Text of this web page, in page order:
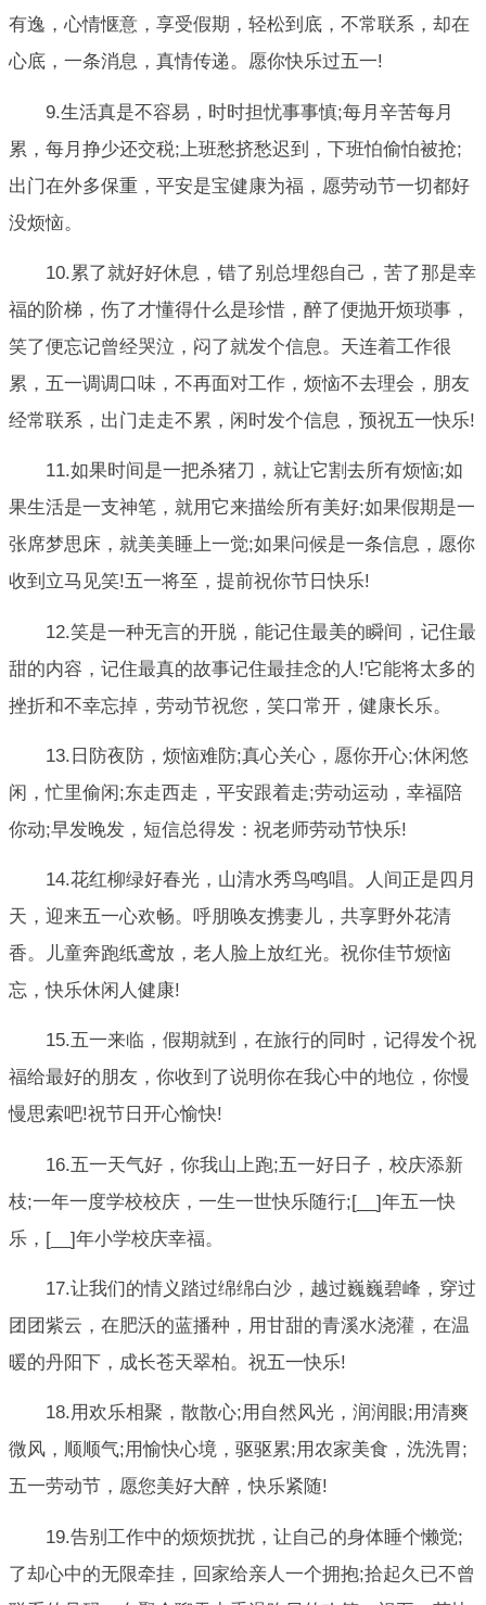
有逸，心情惬意，享受假期，轻松到底，不常联系，却在
心底，一条消息，真情传递。愿你快乐过五一!
9.生活真是不容易，时时担忧事事慎;每月辛苦每月
累，每月挣少还交税;上班愁挤愁迟到，下班怕偷怕被抢;
出门在外多保重，平安是宝健康为福，愿劳动节一切都好
没烦恼。
10.累了就好好休息，错了别总埋怨自己，苦了那是幸
福的阶梯，伤了才懂得什么是珍惜，醉了便抛开烦琐事，
笑了便忘记曾经哭泣，闷了就发个信息。天连着工作很
累，五一调调口味，不再面对工作，烦恼不去理会，朋友
经常联系，出门走走不累，闲时发个信息，预祝五一快乐!
11.如果时间是一把杀猪刀，就让它割去所有烦恼;如
果生活是一支神笔，就用它来描绘所有美好;如果假期是一
张席梦思床，就美美睡上一觉;如果问候是一条信息，愿你
收到立马见笑!五一将至，提前祝你节日快乐!
12.笑是一种无言的开脱，能记住最美的瞬间，记住最
甜的内容，记住最真的故事记住最挂念的人!它能将太多的
挫折和不幸忘掉，劳动节祝您，笑口常开，健康长乐。
13.日防夜防，烦恼难防;真心关心，愿你开心;休闲悠
闲，忙里偷闲;东走西走，平安跟着走;劳动运动，幸福陪
你动;早发晚发，短信总得发：祝老师劳动节快乐!
14.花红柳绿好春光，山清水秀鸟鸣唱。人间正是四月
天，迎来五一心欢畅。呼朋唤友携妻儿，共享野外花清
香。儿童奔跑纸鸢放，老人脸上放红光。祝你佳节烦恼
忘，快乐休闲人健康!
15.五一来临，假期就到，在旅行的同时，记得发个祝
福给最好的朋友，你收到了说明你在我心中的地位，你慢
慢思索吧!祝节日开心愉快!
16.五一天气好，你我山上跑;五一好日子，校庆添新
枝;一年一度学校校庆，一生一世快乐随行;[__]年五一快
乐，[__]年小学校庆幸福。
17.让我们的情义踏过绵绵白沙，越过巍巍碧峰，穿过
团团紫云，在肥沃的蓝播种，用甘甜的青溪水浇灌，在温
暖的丹阳下，成长苍天翠柏。祝五一快乐!
18.用欢乐相聚，散散心;用自然风光，润润眼;用清爽
微风，顺顺气;用愉快心境，驱驱累;用农家美食，洗洗胃;
五一劳动节，愿您美好大醉，快乐紧随!
19.告别工作中的烦烦扰扰，让自己的身体睡个懒觉;
了却心中的无限牵挂，回家给亲人一个拥抱;拾起久已不曾